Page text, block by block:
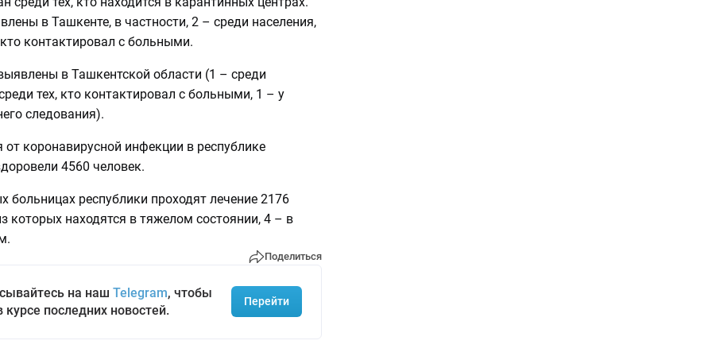
в Ташкенте, в частности, 2 – среди населения,
контактировал с больными.
в Ташкентской области (1 – среди
тех, кто контактировал с больными, 1 – у
следования).
коронавирусной инфекции в республике
4560 человек.
больницах республики проходят лечение 2176
которых находятся в тяжелом состоянии, 4 – в
Поделиться
на наш Telegram, чтобы
курсе последних новостей.
Перейти